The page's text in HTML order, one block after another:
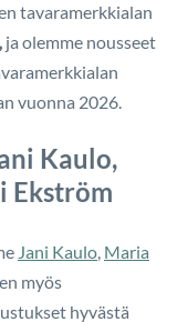
tavaramerkkialan
ja olemme nousseet
vuonna 2026.
Kaulo,
Ekström
Jani Kaulo, Maria
myös
hyvästä